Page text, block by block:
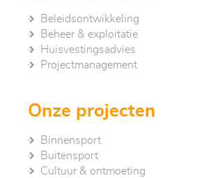
Beleidsontwikkeling
Beheer & exploitatie
Huisvestingsadvies
Project­management
Onze projecten
Binnensport
Buitensport
Cultuur & ontmoeting